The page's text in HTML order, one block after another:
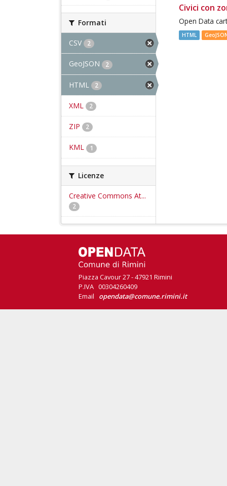
Formati
CSV 2
GeoJSON 2
HTML 2
XML 2
ZIP 2
KML 1
Licenze
Creative Commons At...
2
Civici con
Open Data
HTML
Piazza Cavour 27 - 47921 Rimini
P.IVA 00304260409
Email opendata@comune.rimini.it